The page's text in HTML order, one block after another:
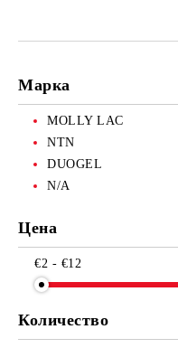
Марка
MOLLY LAC
NTN
DUOGEL
N/A
Цена
€2 - €12
Количество